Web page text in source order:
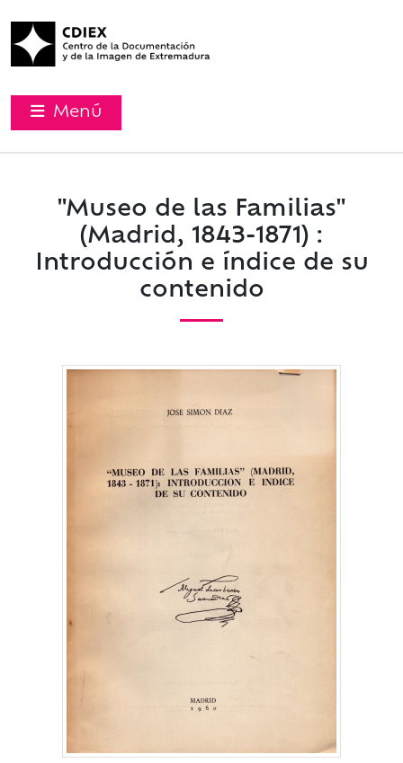
Menú
"Museo de las Familias"
(Madrid, 1843-1871) :
Introducción e índice de su
contenido